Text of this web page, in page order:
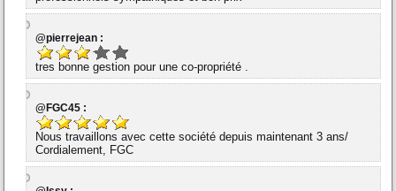
@pierrejean :
tres bonne gestion pour une co-propriété .
@FGC45 :
Nous travaillons avec cette société depuis maintenant 3 ans/
Cordialement, FGC